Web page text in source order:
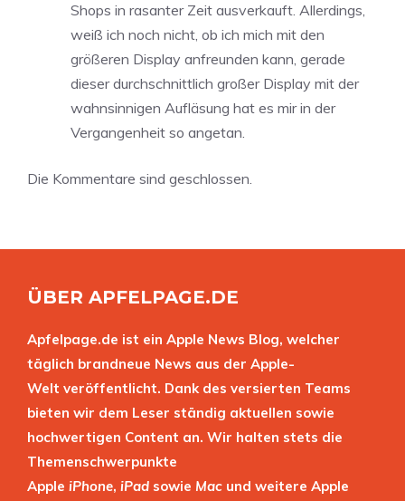
Shops in rasanter Zeit ausverkauft. Allerdings,
weiß ich noch nicht, ob ich mich mit den
größeren Display anfreunden kann, gerade
dieser durchschnittlich großer Display mit der
wahnsinnigen Aufläsung hat es mir in der
Vergangenheit so angetan.
Die Kommentare sind geschlossen.
ÜBER APFELPAGE.DE
Apfelpage.de ist ein Apple News Blog, welcher
täglich brandneue News aus der Apple-
Welt veröffentlicht. Dank des versierten Teams
bieten wir dem Leser ständig aktuellen sowie
hochwertigen Content an. Wir halten stets die
Themenschwerpunkte
Apple iPhone, iPad sowie Mac und weitere Apple